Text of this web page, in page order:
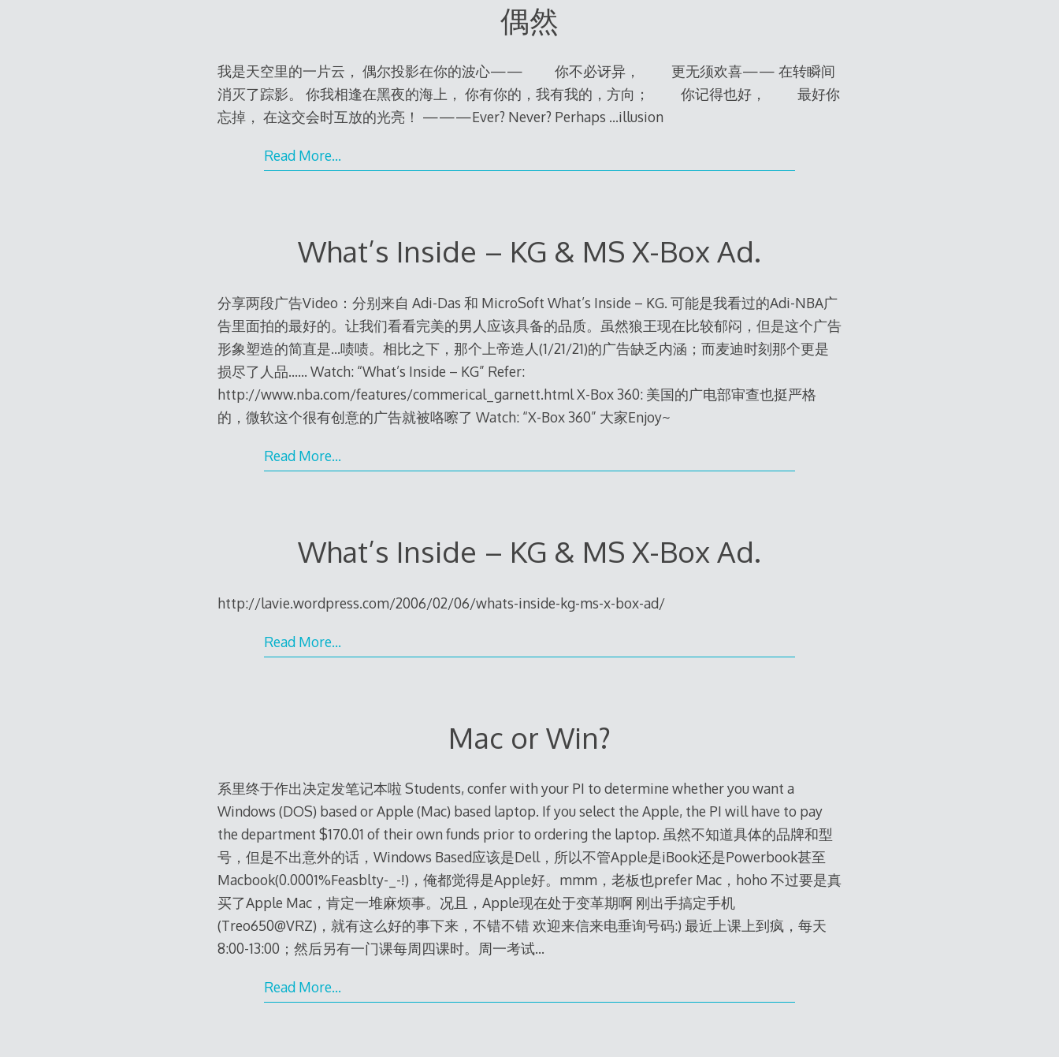
偶然
我是天空里的一片云， 偶尔投影在你的波心—— 你不必讶异， 更无须欢喜—— 在转瞬间
消灭了踪影。 你我相逢在黑夜的海上， 你有你的，我有我的，方向； 你记得也好， 最好你
忘掉， 在这交会时互放的光亮！ ———Ever? Never? Perhaps …illusion
Read More…
What’s Inside – KG & MS X-Box Ad.
分享两段广告Video：分别来自 Adi-Das 和 MicroSoft What’s Inside – KG. 可能是我看过的Adi-NBA广
告里面拍的最好的。让我们看看完美的男人应该具备的品质。虽然狼王现在比较郁闷，但是这个广告
形象塑造的简直是…啧啧。相比之下，那个上帝造人(1/21/21)的广告缺乏内涵；而麦迪时刻那个更是
损尽了人品…… Watch: “What’s Inside – KG” Refer:
http://www.nba.com/features/commerical_garnett.html X-Box 360: 美国的广电部审查也挺严格
的，微软这个很有创意的广告就被咯嚓了 Watch: “X-Box 360” 大家Enjoy~
Read More…
What’s Inside – KG & MS X-Box Ad.
http://lavie.wordpress.com/2006/02/06/whats-inside-kg-ms-x-box-ad/
Read More…
Mac or Win?
系里终于作出决定发笔记本啦 Students, confer with your PI to determine whether you want a
Windows (DOS) based or Apple (Mac) based laptop. If you select the Apple, the PI will have to pay
the department $170.01 of their own funds prior to ordering the laptop. 虽然不知道具体的品牌和型
号，但是不出意外的话，Windows Based应该是Dell，所以不管Apple是iBook还是Powerbook甚至
Macbook(0.0001%Feasblty-_-!)，俺都觉得是Apple好。mmm，老板也prefer Mac，hoho 不过要是真
买了Apple Mac，肯定一堆麻烦事。况且，Apple现在处于变革期啊 刚出手搞定手机
(Treo650@VRZ)，就有这么好的事下来，不错不错 欢迎来信来电垂询号码:) 最近上课上到疯，每天
8:00-13:00；然后另有一门课每周四课时。周一考试…
Read More…